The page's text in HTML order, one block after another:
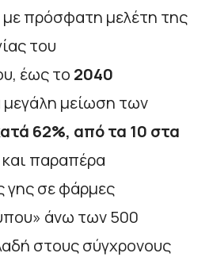
πρόσφατη μελέτη της
του
έως το 2040
μεγάλη μείωση των
62%, από τα 10 στα
και παραπέρα
γης σε φάρμες
άνω των 500
στους σύγχρονους